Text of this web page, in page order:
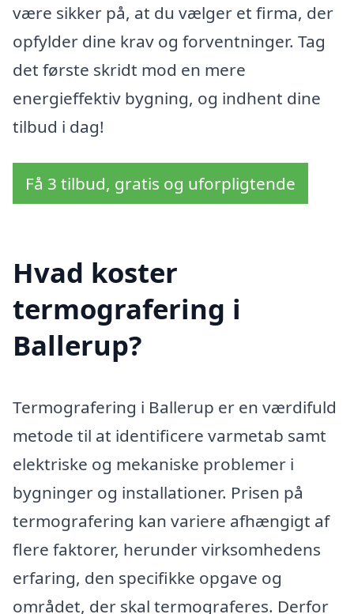
være sikker på, at du vælger et firma, der
opfylder dine krav og forventninger. Tag
det første skridt mod en mere
energieffektiv bygning, og indhent dine
tilbud i dag!
Få 3 tilbud, gratis og uforpligtende
Hvad koster
termografering i
Ballerup?
Termografering i Ballerup er en værdifuld
metode til at identificere varmetab samt
elektriske og mekaniske problemer i
bygninger og installationer. Prisen på
termografering kan variere afhængigt af
flere faktorer, herunder virksomhedens
erfaring, den specifikke opgave og
området, der skal termograferes. Derfor